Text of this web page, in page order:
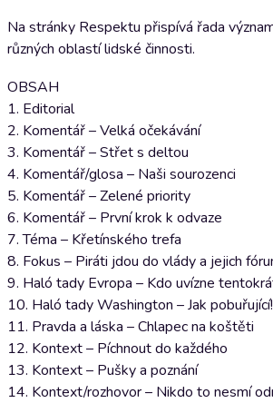
Na stránky Respektu přispívá řada
různých oblastí lidské činnosti.
OBSAH
1. Editorial
2. Komentář – Velká očekávání
3. Komentář – Střet s deltou
4. Komentář/glosa – Naši sourozenci
5. Komentář – Zelené priority
6. Komentář – První krok k odvaze
7. Téma – Křetínského trefa
8. Fokus – Piráti jdou do vlády a jejich
9. Haló tady Evropa – Kdo uvízne
10. Haló tady Washington – Jak pobuřující!
11. Pravda a láska – Chlapec na koštěti
12. Kontext – Píchnout do každého
13. Kontext – Pušky a poznání
14. Kontext/rozhovor – Nikdo to nesmí